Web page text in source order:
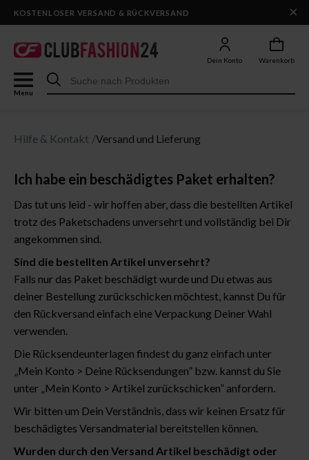
Dein Konto Warenkorb
Menu
KOSTENLOSER VERSAND & RÜCKVERSAND ×
Hilfe & Kontakt Versand und Lieferung
Ich habe ein beschädigtes Paket erhalten?
Das tut uns leid - wir hoffen aber, dass die bestellten Artikel
trotz des Paketschadens unversehrt und vollständig bei Dir
angekommen sind.
Sind die bestellten Artikel unversehrt?
Falls nur das Paket beschädigt wurde und Du etwas aus
deiner Bestellung zurückschicken möchtest, kannst Du für
den Rückversand einfach eine Verpackung Deiner Wahl
verwenden.
Die Rücksendeunterlagen findest du ganz einfach unter
„Mein Konto > Deine Rücksendungen” bzw. kannst du Sie
unter „Mein Konto > Artikel zurückschicken” anfordern.
Wir bitten um Dein Verständnis, dass wir keinen Ersatz für
beschädigtes Versandmaterial bereitstellen können.
Wurden durch den Versand Artikel beschädigt oder